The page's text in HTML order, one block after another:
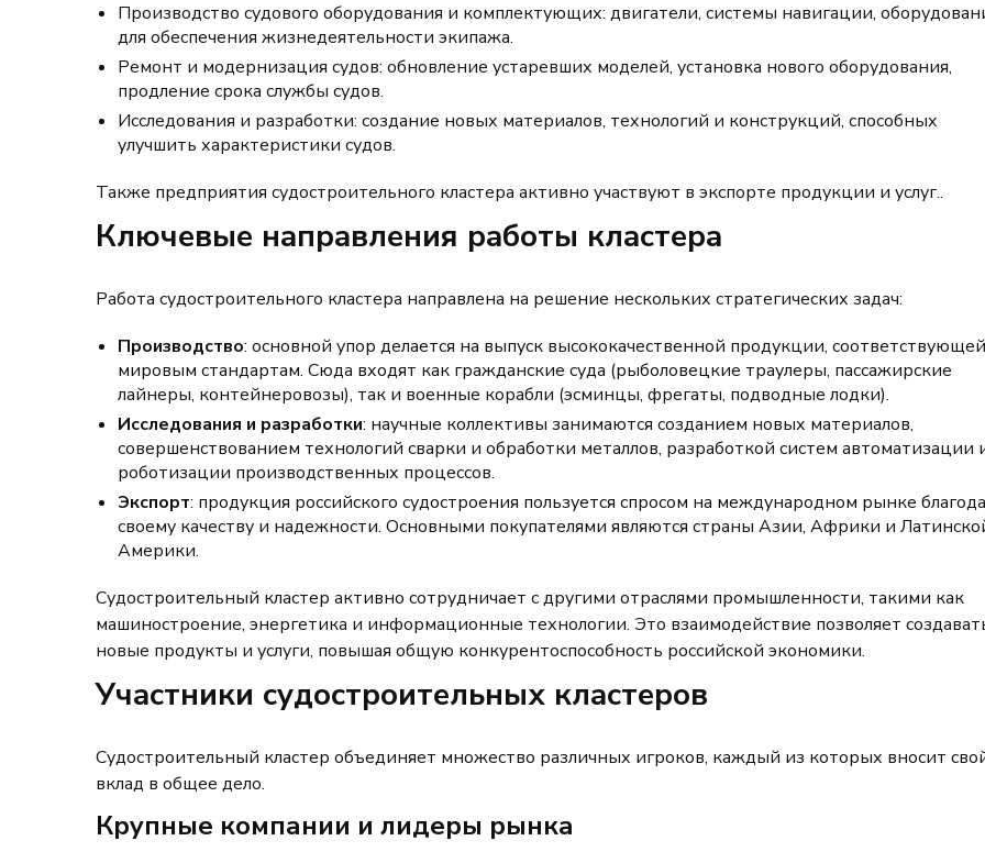
Производство судового оборудования и комплектующих: двигатели, системы навигации,
для обеспечения жизнедеятельности экипажа.
Ремонт и модернизация судов: обновление устаревших моделей, установка нового оборудования,
продление срока службы судов.
Исследования и разработки: создание новых материалов, технологий и конструкций, способных
улучшить характеристики судов.
Также предприятия судостроительного кластера активно участвуют в экспорте продукции и услуг..
Ключевые направления работы кластера
Работа судостроительного кластера направлена на решение нескольких стратегических задач:
Производство: основной упор делается на выпуск высококачественной продукции, соответствующей
мировым стандартам. Сюда входят как гражданские суда (рыболовецкие траулеры, пассажирские
лайнеры, контейнеровозы), так и военные корабли (эсминцы, фрегаты, подводные лодки).
Исследования и разработки: научные коллективы занимаются созданием новых материалов,
совершенствованием технологий сварки и обработки металлов, разработкой систем автоматизации
роботизации производственных процессов.
Экспорт: продукция российского судостроения пользуется спросом на международном рынке
своему качеству и надежности. Основными покупателями являются страны Азии, Африки и
Америки.
Судостроительный кластер активно сотрудничает с другими отраслями промышленности, такими как
машиностроение, энергетика и информационные технологии. Это взаимодействие позволяет
новые продукты и услуги, повышая общую конкурентоспособность российской экономики.
Участники судостроительных кластеров
Судостроительный кластер объединяет множество различных игроков, каждый из которых вносит
вклад в общее дело.
Крупные компании и лидеры рынка